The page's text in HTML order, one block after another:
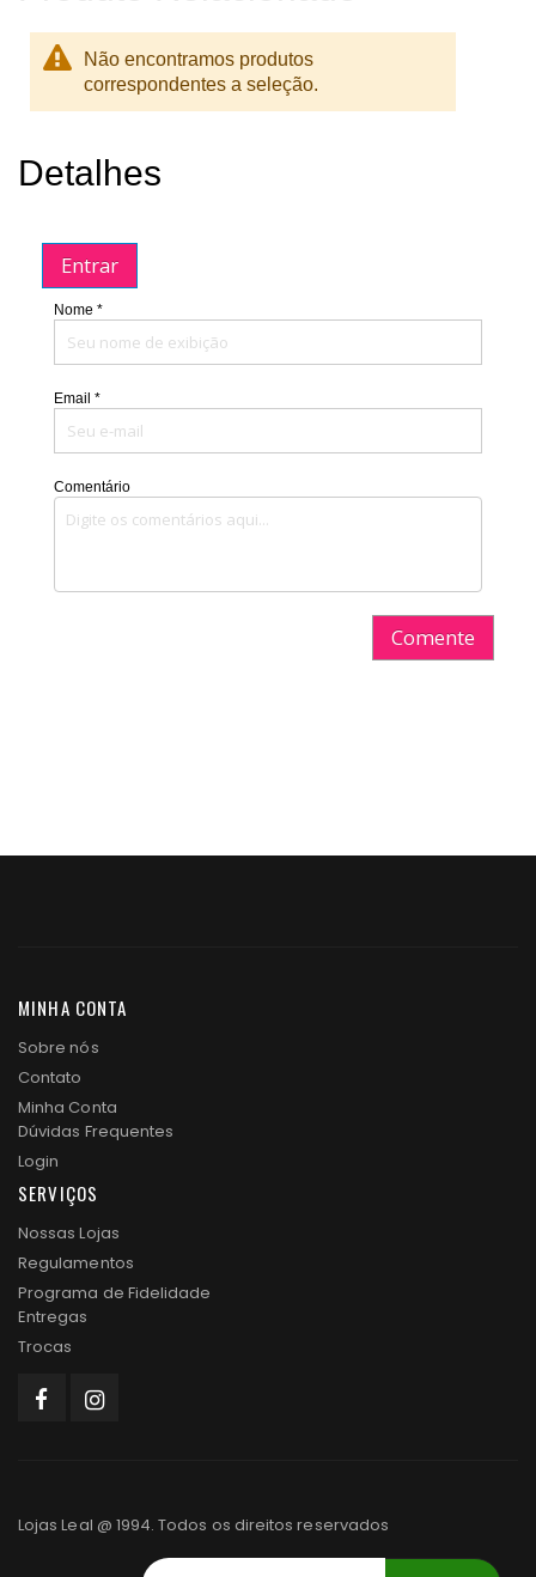
Não encontramos produtos
correspondentes a seleção.
Detalhes
Entrar
Nome *
Email *
Comentário
Comente
MINHA CONTA
Sobre nós
Contato
Minha Conta
Dúvidas Frequentes
Login
SERVIÇOS
Nossas Lojas
Regulamentos
Programa de Fidelidade
Entregas
Trocas
Lojas Leal @ 1994. Todos os direitos reservados